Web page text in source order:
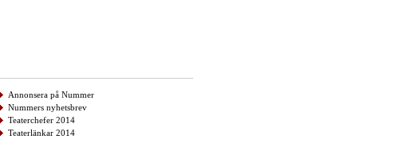
Annonsera på Nummer
Nummers nyhetsbrev
Teaterchefer 2014
Teaterlänkar 2014